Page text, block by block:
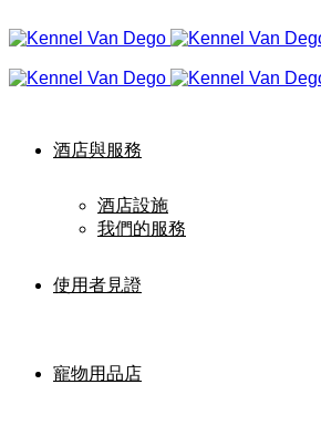
酒店與服務
酒店設施
我們的服務
使用者見證
寵物用品店